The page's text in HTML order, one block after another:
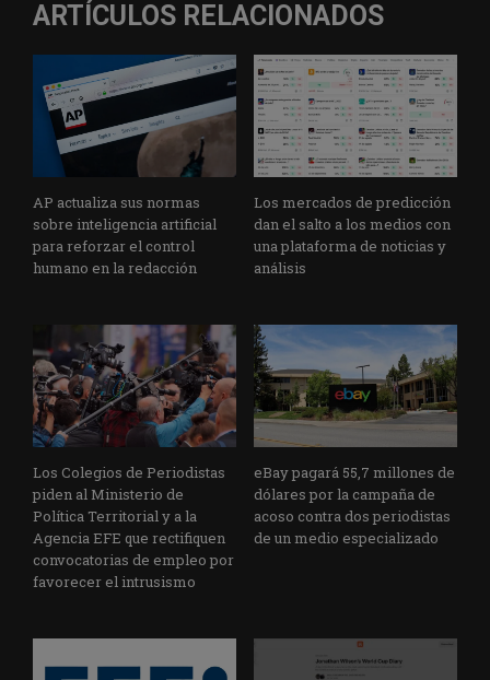
ARTÍCULOS RELACIONADOS
AP actualiza sus normas
sobre inteligencia artificial
para reforzar el control
humano en la redacción
Los mercados de predicción
dan el salto a los medios con
una plataforma de noticias y
análisis
Los Colegios de Periodistas
piden al Ministerio de
Política Territorial y a la
Agencia EFE que rectifiquen
convocatorias de empleo por
favorecer el intrusismo
eBay pagará 55,7 millones de
dólares por la campaña de
acoso contra dos periodistas
de un medio especializado